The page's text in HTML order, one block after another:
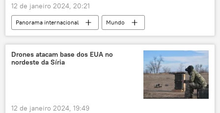
CIDH
Faixa de Gaza
Ucrânia
ONU
Organização das Nações Unidas
Conselho de Segurança das Nações Unidas
CSNU
Pretória
Estados Unidos
12 de janeiro 2024, 20:21
Panorama internacional
Mundo
Rússia
Vasily Nebenzya
Estados Unidos
Iêmen
Federação da Rússia
Drones atacam base dos EUA no
nordeste da Síria
12 de janeiro 2024, 19:49